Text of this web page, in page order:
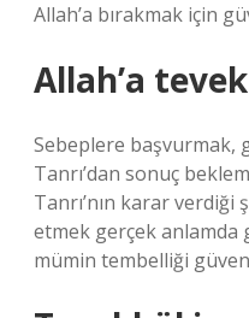
Allah’a bırakmak için
Allah’a
Sebeplere başvurmak,
Tanrı’dan sonuç
Tanrı’nın karar
etmek gerçek anlamda
mümin tembelliği